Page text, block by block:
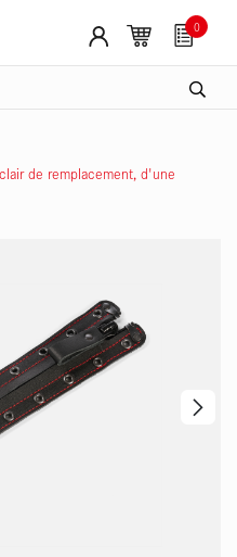
0
de remplacement, d'une